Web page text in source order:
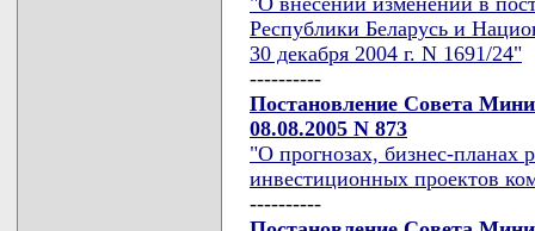
Республики Беларусь и
30 декабря 2004 г. N 1691/24"
----------
Постановление Совета
08.08.2005 N 873
"О прогнозах, бизнес-планах
инвестиционных проектов
----------